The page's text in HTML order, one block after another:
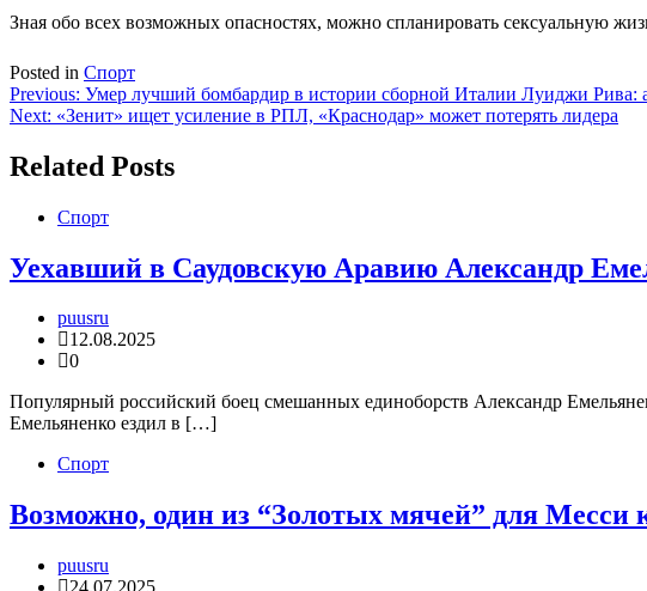
Зная обо всех возможных опасностях, можно спланировать сексуальную
Posted in Спорт
Навигация
по
записям
Previous: Умер лучший бомбардир в истории сборной Италии Луиджи Рива:
Next: «Зенит» ищет усиление в РПЛ, «Краснодар» может потерять лидера
Related Posts
Спорт
Уехавший в Саудовскую Аравию Александр
puusru
12.08.2025
0
Популярный российский боец смешанных единоборств Александр
Емельяненко ездил в […]
Спорт
Возможно, один из “Золотых мячей” для Месси
puusru